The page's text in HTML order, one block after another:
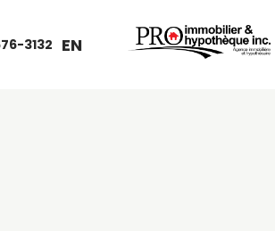
3132 EN